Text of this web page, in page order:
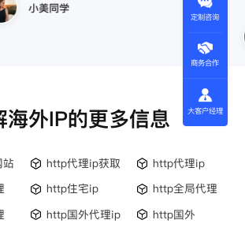
海外IP的更多信息
http代理ip获取
http代理ip
http住宅ip
http全局代理
http国外代理ip http国外
定制咨询
商务合作
大客户经理